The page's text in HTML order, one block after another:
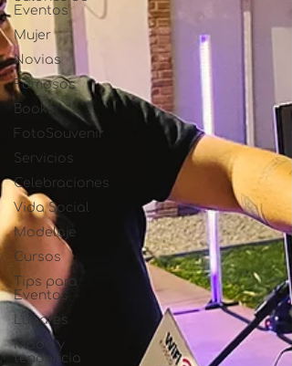
Eventos
Mujer
Novias
Famosos
Books
FotoSouvenir
Servicios
Celebraciones
Vida Social
Modelaje
Cursos
Tips para
Eventos
Lugares
Moda y
tendencia